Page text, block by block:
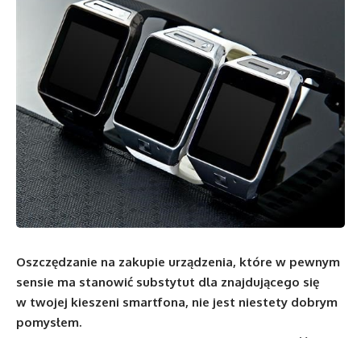
Oszczędzanie na zakupie urządzenia, które w pewnym
sensie ma stanowić substytut dla znajdującego się
w twojej kieszeni smartfona, nie jest niestety dobrym
pomysłem.